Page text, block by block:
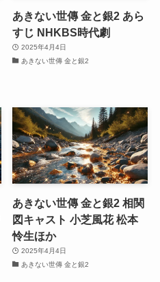
あきない世傳 金と銀2 あら
すじ NHKBS時代劇
2025年4月4日
あきない世傳 金と銀2
あきない世傳 金と銀2 相関
図キャスト 小芝風花 松本
怜生ほか
2025年4月4日
あきない世傳 金と銀2